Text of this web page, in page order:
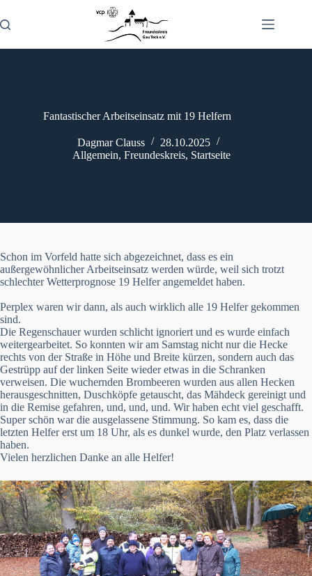
Inhalt
springen
Fantastischer Arbeitseinsatz mit 19 Helfern
Dagmar Clauss
28.10.2025
Allgemein, Freundeskreis, Startseite
Schon im Vorfeld hatte sich abgezeichnet, dass es ein
außergewöhnlicher Arbeitseinsatz werden würde, weil sich trotzt
schlechter Wetterprognose 19 Helfer angemeldet haben.
Perplex waren wir dann, als auch wirklich alle 19 Helfer gekommen
sind.
Die Regenschauer wurden schlicht ignoriert und es wurde einfach
weitergearbeitet. So konnten wir am Samstag nicht nur die Hecke
rechts von der Straße in Höhe und Breite kürzen, sondern auch das
Gestrüpp auf der linken Seite wieder etwas in die Schranken
verweisen. Die wuchernden Brombeeren wurden aus allen Hecken
herausgeschnitten, Duschköpfe getauscht, das Mähdeck gereinigt und
in die Remise gefahren, und, und, und. Wir haben echt viel geschafft.
Super schön war die ausgelassene Stimmung. So kam es, dass die
letzten Helfer erst um 18 Uhr, als es dunkel wurde, den Platz verlassen
haben.
Vielen herzlichen Danke an alle Helfer!